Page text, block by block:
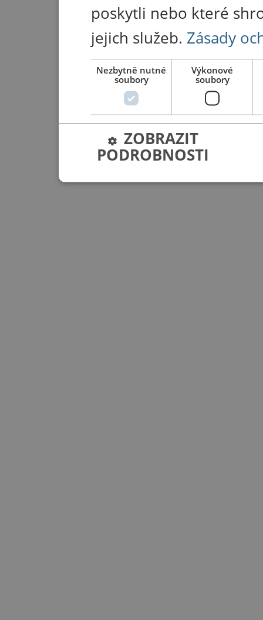
poskytli nebo které
jejich služeb. Zásady
Nezbytně nutné
soubory
Výkonové
soubory
ZOBRAZIT
PODROBNOSTI